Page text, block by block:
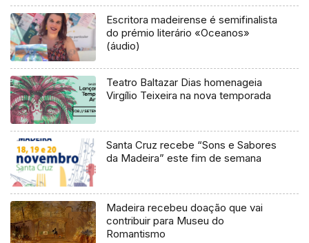
Escritora madeirense é semifinalista
do prémio literário «Oceanos»
(áudio)
Teatro Baltazar Dias homenageia
Virgílio Teixeira na nova temporada
Santa Cruz recebe “Sons e Sabores
da Madeira” este fim de semana
Madeira recebeu doação que vai
contribuir para Museu do
Romantismo